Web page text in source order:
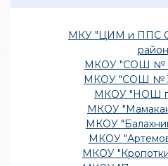
МКУ "ЦИМ и ППС
МКОУ "СОШ № 1
МКОУ "СОШ № 3
МКОУ "НОШ
МКОУ
МКОУ
МКОУ
МКОУ